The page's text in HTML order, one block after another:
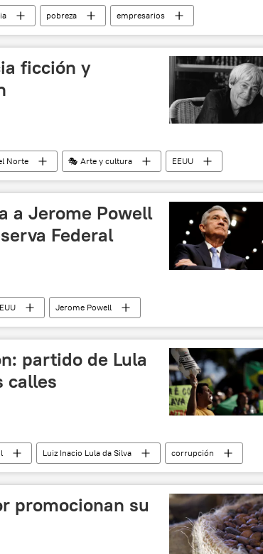
pobreza
empresarios
ficción y
Norte 🎭 Arte y cultura
EEUU
a Jerome Powell
Federal
Jerome Powell
noticias
partido de Lula
calles
Luiz Inacio Lula da Silva
corrupción
promocionan su